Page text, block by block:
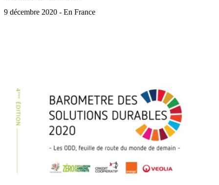
9 décembre 2020 - En France